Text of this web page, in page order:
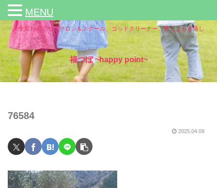
人生変わる足つぼサロン＆スクール、ゴッドクリーナー、黄土よもぎ蒸し
福つぼ ~happy point~
76584
2025.04.09
MENU